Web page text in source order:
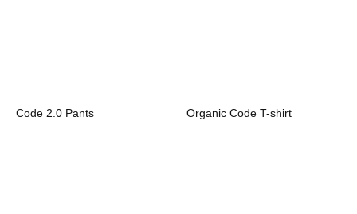
Code 2.0 Pants Organic Code T-shirt